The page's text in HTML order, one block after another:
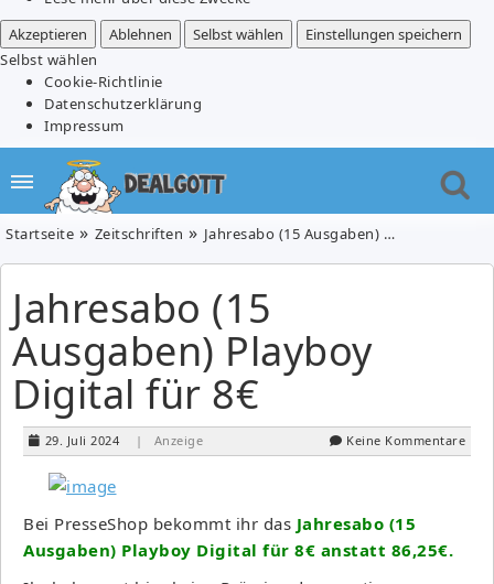
Akzeptieren
Ablehnen Selbst wählen
Einstellungen speichern
Selbst wählen
Cookie-Richtlinie
Datenschutzerklärung
Impressum
Startseite Zeitschriften Jahresabo (15 Ausgaben) Playboy Digital für 8€
Jahresabo (15
Ausgaben) Playboy
Digital für 8€
29. Juli 2024 | Anzeige Keine Kommentare
Bei PresseShop bekommt ihr das Jahresabo (15
Ausgaben) Playboy Digital für 8€ anstatt 86,25€.